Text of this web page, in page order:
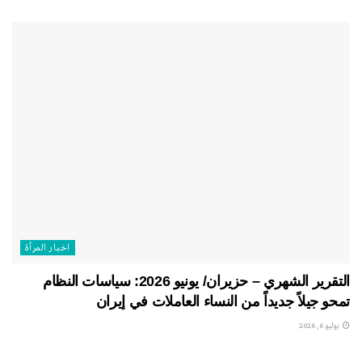
اخبار المرأة
التقرير الشهري – حزيران/ يونيو 2026: سياسات النظام
تمحو جيلاً جديداً من النساء العاملات في إيران
يوليو 6, 2026